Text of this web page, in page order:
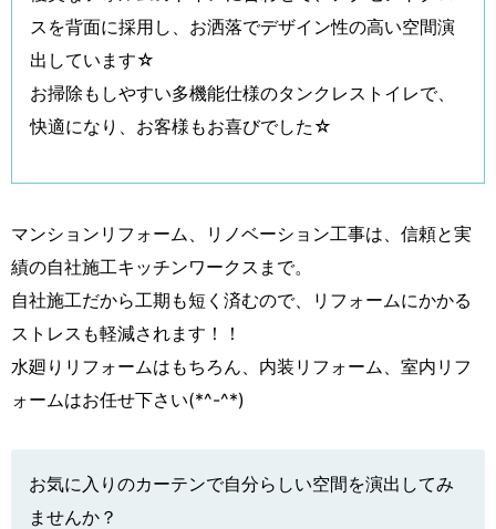
スを背面に採用し、お洒落でデザイン性の高い空間演
出しています☆
お掃除もしやすい多機能仕様のタンクレストイレで、
快適になり、お客様もお喜びでした☆
マンションリフォーム、リノベーション工事は、信頼と実
績の自社施工キッチンワークスまで。
自社施工だから工期も短く済むので、リフォームにかかる
ストレスも軽減されます！！
水廻りリフォームはもちろん、内装リフォーム、室内リフ
ォームはお任せ下さい(*^-^*)
お気に入りのカーテンで自分らしい空間を演出してみ
ませんか？